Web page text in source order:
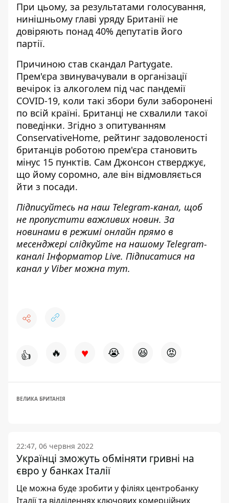
При цьому, за результатами голосування,
нинішньому главі уряду Британії не
довіряють понад 40% депутатів його
партії.
Причиною став скандал Partygate.
Прем'єра звинувачували в організації
вечірок із алкоголем під час пандемії
COVID-19, коли такі збори були заборонені
по всій країні. Британці не схвалили такої
поведінки. Згідно з опитуванням
ConservativeHome, рейтинг задоволеності
британців роботою прем'єра становить
мінус 15 пунктів. Сам Джонсон стверджує,
що йому соромно, але він відмовляється
йти з посади.
Підписуйтесь на наш Telegram-канал, щоб
не пропустити важливих новин. За
новинами в режимі онлайн прямо в
месенджері слідкуйте на нашому Telegram-
каналіІнформатор Live. Підписатися на
канал у Viber можна тут.
👍 🔥 ♥ 😭 😆 😡
ВЕЛИКА БРИТАНІЯ
22:47, 06 червня 2022
Українці зможуть обміняти гривні на
євро у банках Італії
Це можна буде зробити у філіях центробанку
Італії та відділеннях ключових комерційних